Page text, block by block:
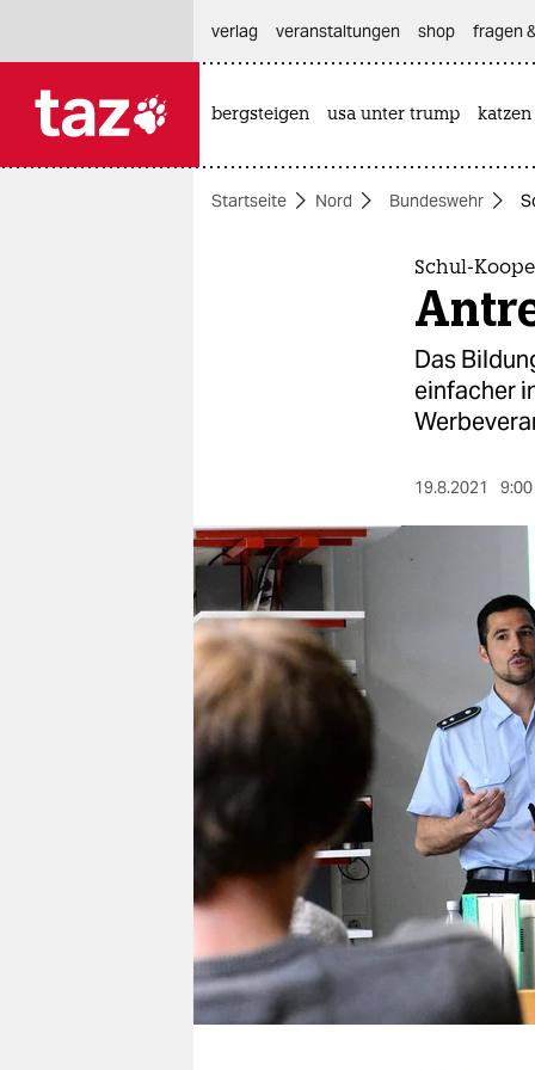
themen
berlin
nord
wahrheit
verlag
verlag
shop
fragen & hilfe
unterstützen
abo
genossenschaft
verlag
veranstaltungen shop fragen
bergsteigen usa unter trump katzen
Startseite Nord Bundeswehr
Schul-
Das
einfacher
19.8.2021